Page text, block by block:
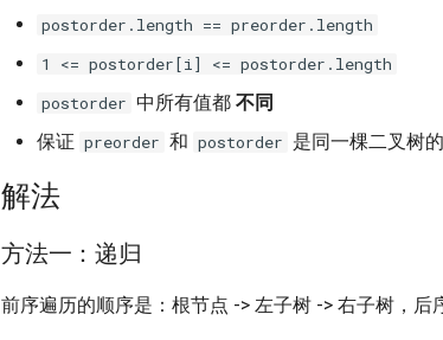
postorder.length == preorder.length
1 <= postorder[i] <= postorder.length
postorder 中所有值都 不同
保证 preorder 和 postorder 是同一棵二叉树
解法
方法一：递归
前序遍历的顺序是：根节点 -> 左子树 -> 右子树，后